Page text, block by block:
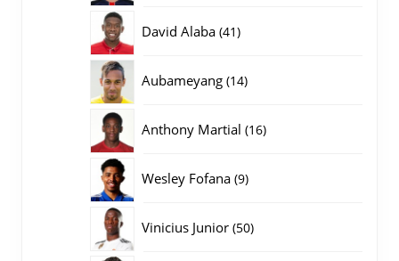
David Alaba 4141
Aubameyang 1414
Anthony Martial 1616
Wesley Fofana 99
Vinicius Junior 5050